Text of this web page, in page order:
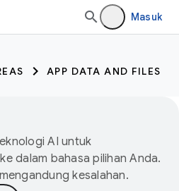
Masuk
APP DATA AND FILES
AI untuk
dalam bahasa pilihan Anda.
kesalahan.